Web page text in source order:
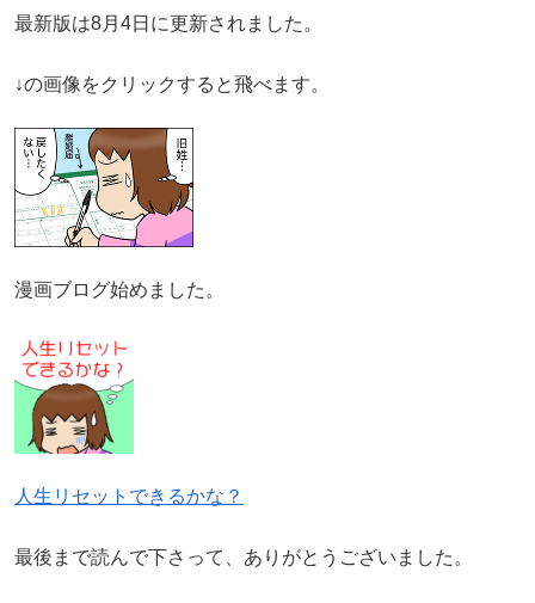
最新版は8月4日に更新されました。
↓の画像をクリックすると飛べます。
漫画ブログ始めました。
人生リセットできるかな？
最後まで読んで下さって、ありがとうございました。